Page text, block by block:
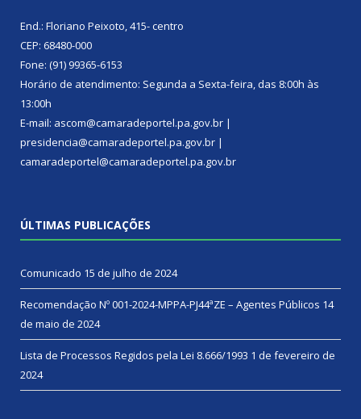
End.: Floriano Peixoto, 415- centro
CEP: 68480-000
Fone: (91) 99365-6153
Horário de atendimento: Segunda a Sexta-feira, das 8:00h às
13:00h
E-mail: ascom@camaradeportel.pa.gov.br |
presidencia@camaradeportel.pa.gov.br |
camaradeportel@camaradeportel.pa.gov.br
ÚLTIMAS PUBLICAÇÕES
Comunicado 15 de julho de 2024
Recomendação Nº 001-2024-MPPA-PJ44ªZE – Agentes Públicos 14
de maio de 2024
Lista de Processos Regidos pela Lei 8.666/1993 1 de fevereiro de
2024